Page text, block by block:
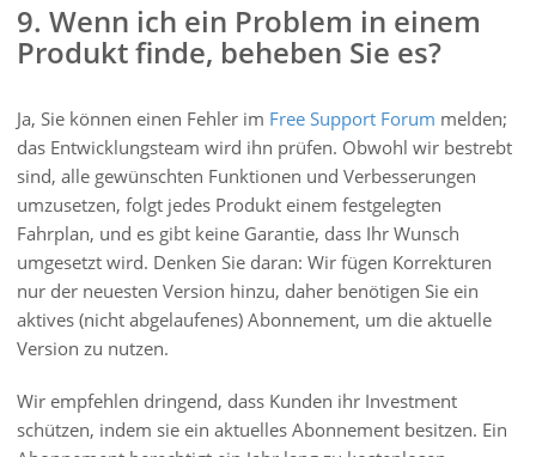
9. Wenn ich ein Problem in einem
Produkt finde, beheben Sie es?
Ja, Sie können einen Fehler im Free Support Forum melden;
das Entwicklungsteam wird ihn prüfen. Obwohl wir bestrebt
sind, alle gewünschten Funktionen und Verbesserungen
umzusetzen, folgt jedes Produkt einem festgelegten
Fahrplan, und es gibt keine Garantie, dass Ihr Wunsch
umgesetzt wird. Denken Sie daran: Wir fügen Korrekturen
nur der neuesten Version hinzu, daher benötigen Sie ein
aktives (nicht abgelaufenes) Abonnement, um die aktuelle
Version zu nutzen.
Wir empfehlen dringend, dass Kunden ihr Investment
schützen, indem sie ein aktuelles Abonnement besitzen. Ein